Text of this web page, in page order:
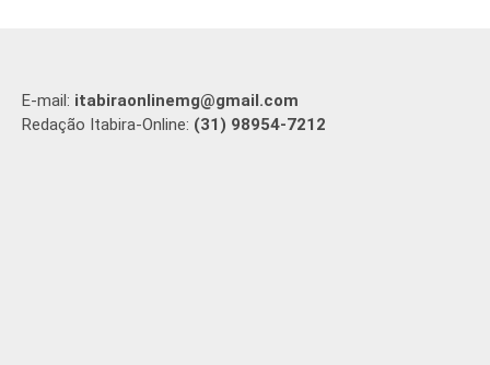
E-mail: itabiraonlinemg@gmail.com
Redação Itabira-Online: (31) 98954-7212